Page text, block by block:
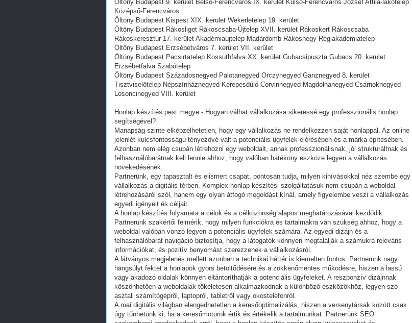
Öltöny Budapest 9. kerület Belső-Ferencváros IX. kerület Külső-Ferencváros József Attila-lakótelep
Középső-Ferencváros
Öltöny Budapest Kispest XIX. kerület Wekerletelep 19. kerület
Öltöny Budapest Rákosliget Rákoscsaba-Újtelep XVII. kerület Rákoskert Rákoscsaba
Rákoskeresztúr 17. kerület Akadémiaújtelep Madárdomb Rákoshegy Régiakadémiatelep
Öltöny Budapest Erzsébetváros 7. kerület VII. kerület
Öltöny Budapest Pacsirtatelep Kossuthfalva XX. kerület Gubacsipuszta Gubacs 20. kerület
Erzsébetfalva Szabótelep
Öltöny Budapest Századosnegyed Palotanegyed Orczynegyed Ganznegyed 8. kerület
Tisztviselőtelep Népszínháznegyed Kerepesdűlő Corvinnegyed Magdolnanegyed Csarnoknegyed
Losoncinegyed VIII. kerület
Honlap készítés pest megye - Hogyan válhat vállalkozása sikeressé egy professzionális honlap
segítségével?
Manapság szinte elképzelhetetlen, hogy egy vállalkozás ne rendelkezzen saját honlappal. Az online
jelenlét kulcsfontosságú tényezővé vált a potenciális ügyfelek elérésében és a márka építésében.
Azonban nem elég csupán létrehozni egy weboldalt, annak professzionálisnak, jól strukturáltnak és
felhasználóbarátnak kell lennie ahhoz, hogy valóban hatékony eszköze legyen a vállalkozás
növekedésének.
Partnerünk, egy tapasztalt és elismert csapat, pontosan tudja, milyen kihívásokkal néz szembe egy
vállalkozás a digitális térben. Komplex honlap készítési szolgáltatásuk nem csupán a weboldal
létrehozásáról szól, hanem egy olyan átfogó megoldást kínál, amely figyelembe veszi a vállalkozás
egyedi igényeit és céljait.
A honlap készítés folyamata a célok és a célközönség alapos meghatározásával kezdődik.
Partnerünk szakértői felmérik, hogy milyen funkciókra és tartalmakra van szükség ahhoz, hogy a
weboldal valóban vonzó legyen a potenciális ügyfelek számára. Az egyedi dizájn és a
felhasználóbarát navigáció biztosítja, hogy a látogatók könnyen megtalálják a számukra releváns
információkat, és pozitív benyomást szerezzenek a vállalkozásról.
A látványos megjelenés mellett azonban a technikai háttér is kiemelten fontos. Partnerünk nagy
hangsúlyt fektet a honlapok gyors betöltődésére és a zökkenőmentes működésre, hiszen a lassú
vagy akadozó oldalak könnyen eltántoríthatják a potenciális ügyfeleket. A reszponzív dizájnnak
köszönhetően a weboldalak tökéletesen alkalmazkodnak a különböző eszközökhöz, legyen szó
asztali számítógépről, laptopról, tabletről vagy okostelefonról.
A mai digitális világban elengedhetetlen a keresőoptimalizálás, hiszen a versenytársak között csak
úgy tűnhetünk ki, ha a keresőmotorok értik és értékelik a tartalmunkat. Partnerünk SEO